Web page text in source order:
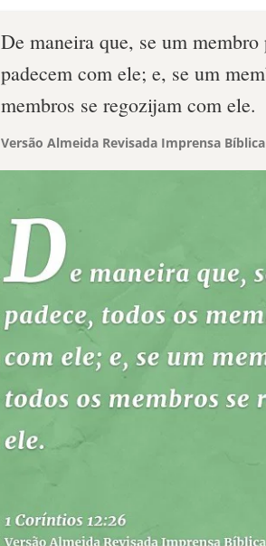
De maneira que, se um
padecem com ele; e, se um
membros se regozijam com ele.
Versão Almeida Revisada Imprensa Bíblica